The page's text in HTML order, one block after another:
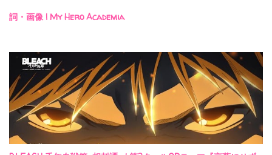
詞・画像 | My Hero Academia